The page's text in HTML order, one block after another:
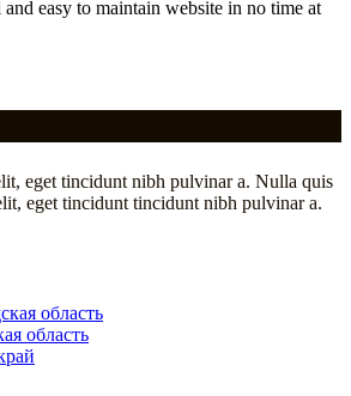
easy to maintain website in no time at
eget tincidunt nibh pulvinar a. Nulla quis
eget tincidunt tincidunt nibh pulvinar a.
область
область